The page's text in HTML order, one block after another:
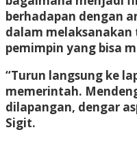
berhadapan dengan
dalam melaksanakan
pemimpin yang bisa
“Turun langsung ke
memerintah.
dilapangan, dengar
Sigit.